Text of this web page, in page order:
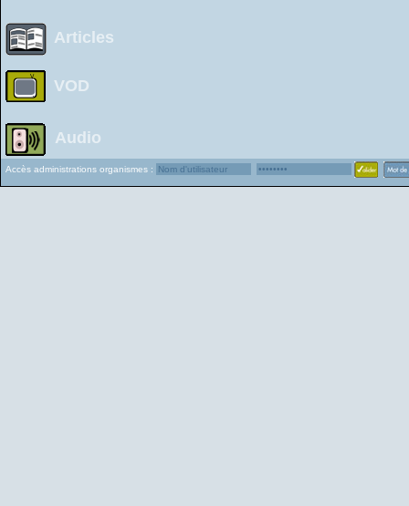
Articles
VOD
Audio
Accès administrations organismes :